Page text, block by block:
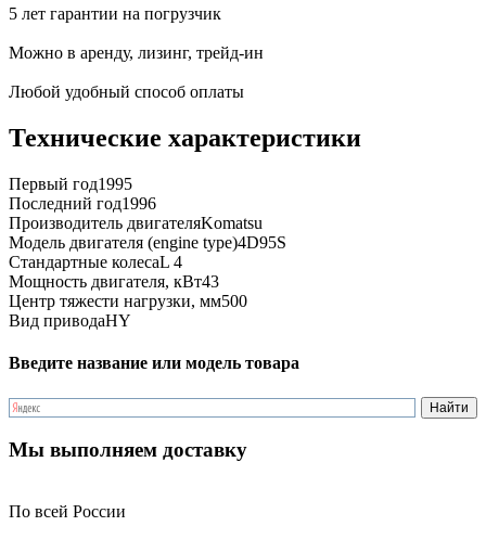
5 лет гарантии на погрузчик
Можно в аренду, лизинг, трейд-ин
Любой удобный способ оплаты
Технические характеристики
Первый год1995
Последний год1996
Производитель двигателяKomatsu
Модель двигателя (engine type)4D95S
Стандартные колесаL 4
Мощность двигателя, кВт43
Центр тяжести нагрузки, мм500
Вид приводаHY
Введите название или модель товара
Мы выполняем доставку
По всей России